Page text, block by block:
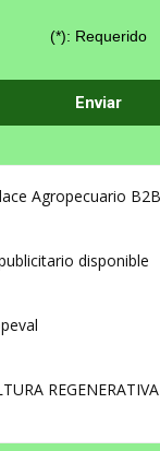
(*): Requerido